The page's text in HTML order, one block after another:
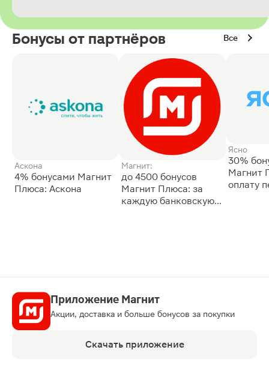
Бонусы от партнёров Все
Аскона
4% бонусами Магнит
Плюса: Аскона
Магнит:
до 4500 бонусов
Магнит Плюса: за
каждую банковскую
Ясно
30%
Магнит
оплату
Приложение Магнит
Акции, доставка и больше бонусов за покупки
Скачать приложение